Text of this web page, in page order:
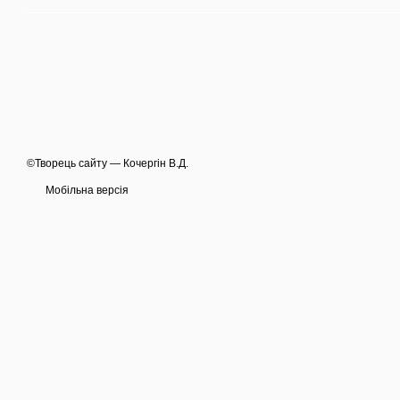
©Творець сайту — Кочергін В.Д.
Мобільна версія